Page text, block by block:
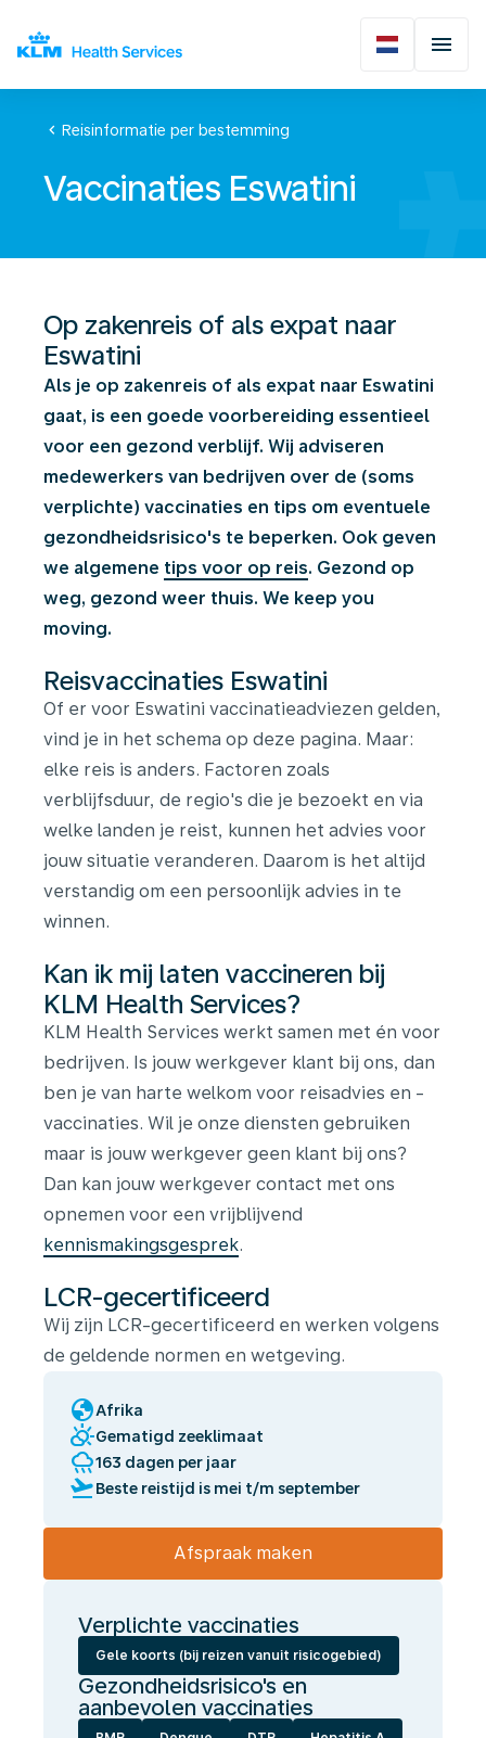
chevron_left Reisinformatie per bestemming
Vaccinaties Eswatini
Op zakenreis of als expat naar
Eswatini
Als je op zakenreis of als expat naar Eswatini
gaat, is een goede voorbereiding essentieel
voor een gezond verblijf. Wij adviseren
medewerkers van bedrijven over de (soms
verplichte) vaccinaties en tips om eventuele
gezondheidsrisico's te beperken. Ook geven
we algemene tips voor op reis. Gezond op
weg, gezond weer thuis. We keep you
moving.
Reisvaccinaties Eswatini
Of er voor Eswatini vaccinatieadviezen gelden,
vind je in het schema op deze pagina. Maar:
elke reis is anders. Factoren zoals
verblijfsduur, de regio's die je bezoekt en via
welke landen je reist, kunnen het advies voor
jouw situatie veranderen. Daarom is het altijd
verstandig om een persoonlijk advies in te
winnen.
Kan ik mij laten vaccineren bij
KLM Health Services?
KLM Health Services werkt samen met én voor
bedrijven. Is jouw werkgever klant bij ons, dan
ben je van harte welkom voor reisadvies en -
vaccinaties. Wil je onze diensten gebruiken
maar is jouw werkgever geen klant bij ons?
Dan kan jouw werkgever contact met ons
opnemen voor een vrijblijvend
kennismakingsgesprek.
LCR-gecertificeerd
Wij zijn LCR-gecertificeerd en werken volgens
de geldende normen en wetgeving.
globeAfrika
partly_cloudy_dayGematigd zeeklimaat
rainy163 dagen per jaar
flight_takeoffBeste reistijd is mei t/m september
Afspraak maken
Verplichte vaccinaties
Gele koorts (bij reizen vanuit risicogebied)
Gezondheidsrisico's en
aanbevolen vaccinaties